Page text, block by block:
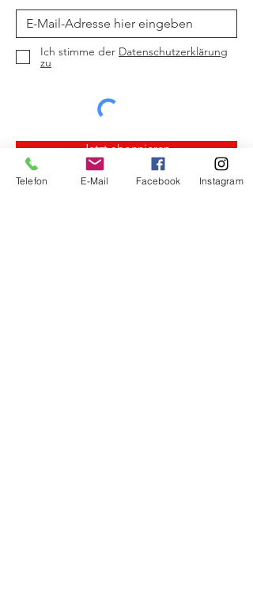
Ich stimme der Datenschutzerklärung
zu
Jetzt abonnieren
Telefon E-Mail Facebook Instagram